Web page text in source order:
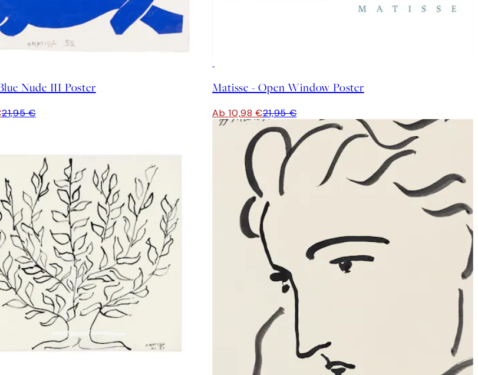
Nude III Poster
21,95 €
Matisse - Open Window Poster
Ab 10,98 €21,95 €